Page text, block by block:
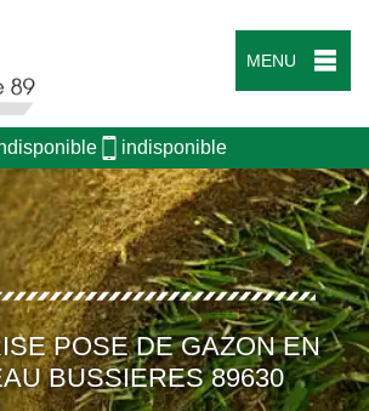
MENU
indisponible
POSE DE GAZON EN
BUSSIERES 89630